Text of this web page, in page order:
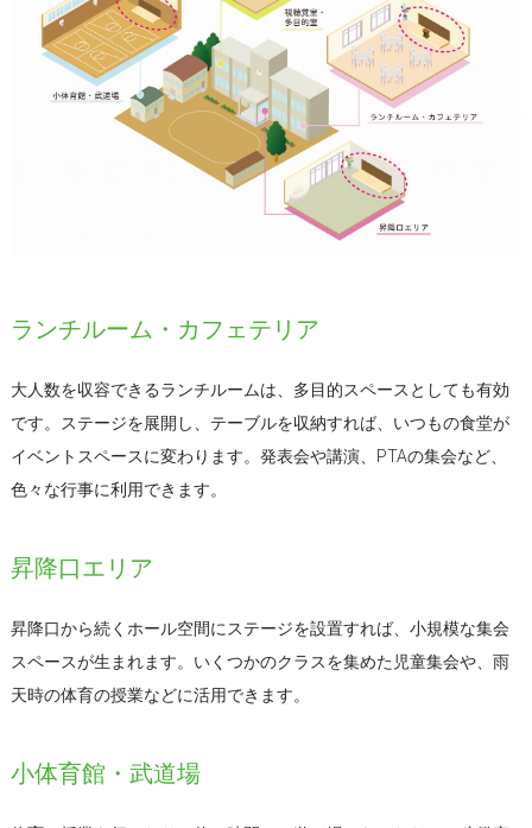
ランチルーム・カフェテリア
大人数を収容できるランチルームは、多目的スペースとしても有効
です。ステージを展開し、テーブルを収納すれば、いつもの食堂が
イベントスペースに変わります。発表会や講演、PTAの集会など、
色々な行事に利用できます。
昇降口エリア
昇降口から続くホール空間にステージを設置すれば、小規模な集会
スペースが生まれます。いくつかのクラスを集めた児童集会や、雨
天時の体育の授業などに活用できます。
小体育館・武道場